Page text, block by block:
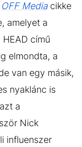
OFF Mediacikke
amelyet a
című
elmondta, a
van egy másik,
nyaklánc is
a
Nick
influenszer